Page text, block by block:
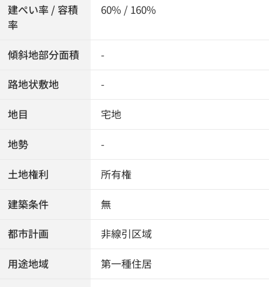
建ぺい率 / 容積
率
60% / 160%
傾斜地部分面積 -
路地状敷地 -
地目 宅地
地勢 -
土地権利 所有権
建築条件 無
都市計画 非線引区域
用途地域 第一種住居